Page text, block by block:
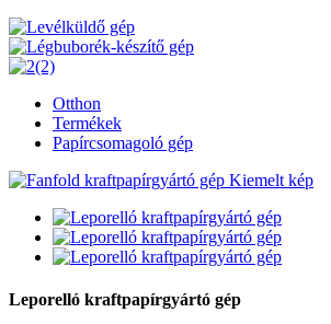
Otthon
Termékek
Papírcsomagoló gép
Leporelló kraftpapírgyártó gép